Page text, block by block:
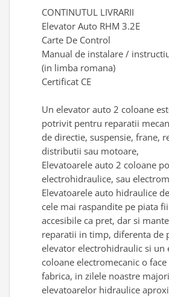
CONTINUTUL LIVRARII
Elevator Auto RHM 3.2E
Carte De Control
Manual de instalare /
(in limba romana)
Certificat CE
Un elevator auto 2 coloane
potrivit pentru reparatii
de directie, suspensie, frane,
distributii sau motoare,
Elevatoarele auto 2 coloane
electrohidraulice, sau
Elevatoarele auto hidraulice
cele mai raspandite pe piata
accesibile ca pret, dar si
reparatii in timp, diferenta de
elevator electrohidraulic si un
coloane electromecanic o
fabrica, in zilele noastre
elevatoarelor hidraulice